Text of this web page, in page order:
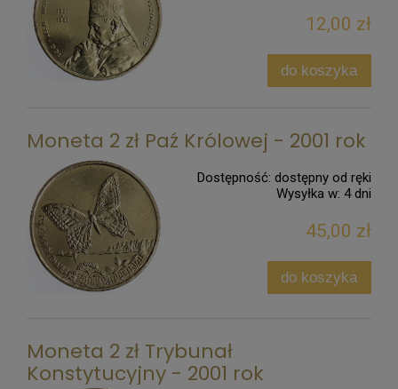
12,00 zł
do koszyka
Moneta 2 zł Paź Królowej - 2001 rok
Dostępność: dostępny od ręki
Wysyłka w: 4 dni
45,00 zł
do koszyka
Moneta 2 zł Trybunał
Konstytucyjny - 2001 rok